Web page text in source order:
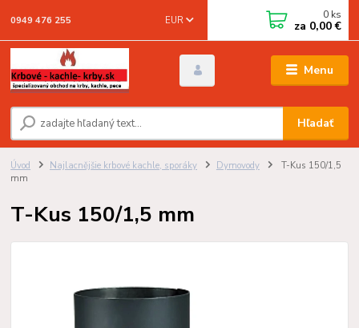
Menu
EUR
Hľadať
0949 476 255 0 ks
za 0,00 €
Úvod Najlacnějšie krbové kachle, sporáky Dymovody
T-Kus 150/1,5
mm
T-Kus 150/1,5 mm